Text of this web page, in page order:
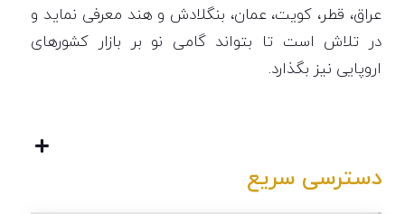
عراق، قطر، کویت، عمان، بنگلادش و هند معرفی نماید و
در تلاش است تا بتواند گامی نو بر بازار کشورهای
اروپایی نیز بگذارد.
دسترسی سریع